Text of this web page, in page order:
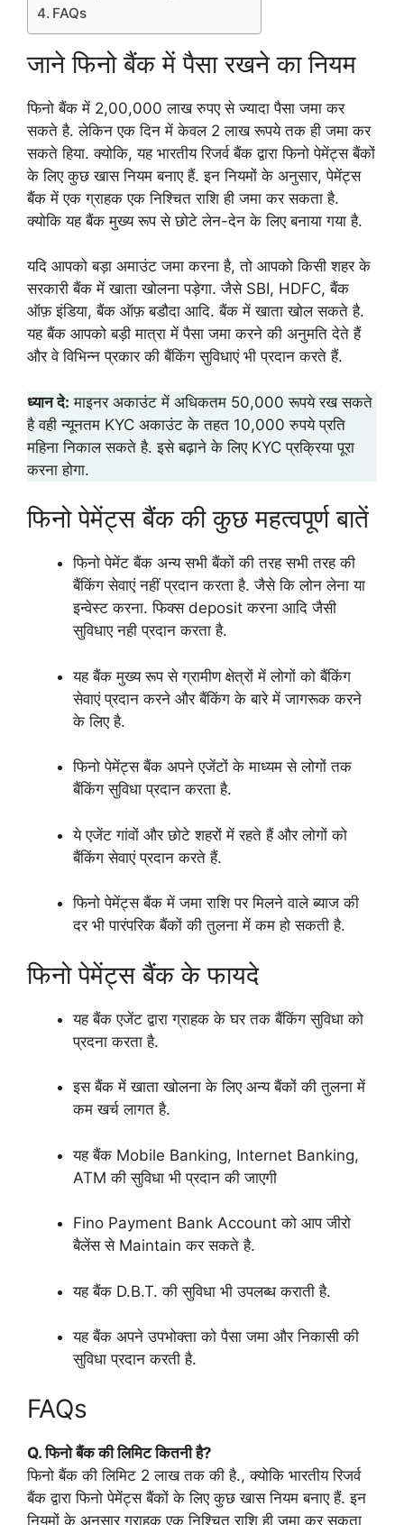
FAQs
जाने फिनो बैंक में पैसा रखने का नियम
फिनो बैंक में 2,00,000 लाख रुपए से ज्यादा पैसा जमा कर
सकते है. लेकिन एक दिन में केवल 2 लाख रूपये तक ही जमा कर
सकते हिया. क्योकि, यह भारतीय रिजर्व बैंक द्वारा फिनो पेमेंट्स बैंकों
के लिए कुछ खास नियम बनाए हैं. इन नियमों के अनुसार, पेमेंट्स
बैंक में एक ग्राहक एक निश्चित राशि ही जमा कर सकता है.
क्योकि यह बैंक मुख्य रूप से छोटे लेन-देन के लिए बनाया गया है.
यदि आपको बड़ा अमाउंट जमा करना है, तो आपको किसी शहर के
सरकारी बैंक में खाता खोलना पड़ेगा. जैसे SBI, HDFC, बैंक
ऑफ़ इंडिया, बैंक ऑफ़ बडौदा आदि. बैंक में खाता खोल सकते है.
यह बैंक आपको बड़ी मात्रा में पैसा जमा करने की अनुमति देते हैं
और वे विभिन्न प्रकार की बैंकिंग सुविधाएं भी प्रदान करते हैं.
ध्यान दे: माइनर अकाउंट में अधिकतम 50,000 रूपये रख सकते
है वही न्यूनतम KYC अकाउंट के तहत 10,000 रुपये प्रति
महिना निकाल सकते है. इसे बढ़ाने के लिए KYC प्रक्रिया पूरा
करना होगा.
फिनो पेमेंट्स बैंक की कुछ महत्वपूर्ण बातें
फिनो पेमेंट बैंक अन्य सभी बैंकों की तरह सभी तरह की
बैंकिंग सेवाएं नहीं प्रदान करता है. जैसे कि लोन लेना या
इन्वेस्ट करना. फिक्स deposit करना आदि जैसी
सुविधाए नही प्रदान करता है.
यह बैंक मुख्य रूप से ग्रामीण क्षेत्रों में लोगों को बैंकिंग
सेवाएं प्रदान करने और बैंकिंग के बारे में जागरूक करने
के लिए है.
फिनो पेमेंट्स बैंक अपने एजेंटों के माध्यम से लोगों तक
बैंकिंग सुविधा प्रदान करता है.
ये एजेंट गांवों और छोटे शहरों में रहते हैं और लोगों को
बैंकिंग सेवाएं प्रदान करते हैं.
फिनो पेमेंट्स बैंक में जमा राशि पर मिलने वाले ब्याज की
दर भी पारंपरिक बैंकों की तुलना में कम हो सकती है.
फिनो पेमेंट्स बैंक के फायदे
यह बैंक एजेंट द्वारा ग्राहक के घर तक बैंकिंग सुविधा को
प्रदना करता है.
इस बैंक में खाता खोलना के लिए अन्य बैंकों की तुलना में
कम खर्च लागत है.
यह बैंक Mobile Banking, Internet Banking,
ATM की सुविधा भी प्रदान की जाएगी
Fino Payment Bank Account को आप जीरो
बैलेंस से Maintain कर सकते है.
यह बैंक D.B.T. की सुविधा भी उपलब्ध कराती है.
यह बैंक अपने उपभोक्ता को पैसा जमा और निकासी की
सुविधा प्रदान करती है.
FAQs
Q. फिनो बैंक की लिमिट कितनी है?
फिनो बैंक की लिमिट 2 लाख तक की है., क्योकि भारतीय रिजर्व
बैंक द्वारा फिनो पेमेंट्स बैंकों के लिए कुछ खास नियम बनाए हैं. इन
नियमों के अनुसार ग्राहक एक निश्चित राशि ही जमा कर सकता